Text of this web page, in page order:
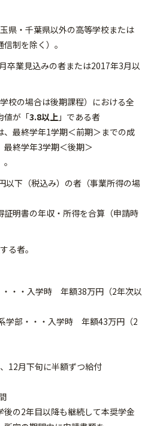
県・千葉県以外の高等学校または
制を除く）。
卒業見込みの者または2017年3月以
校の場合は後期課程）における全
値が「3.8以上 」である者
終学年1学期＜前期＞までの成
終学年3学期＜後期＞
以下（税込み）の者（事業所得の場
明書の年収・所得を合算（申請時
る者。
・・入学時 年額38万円（2年次以
入学時 年額43万円（2
月下旬に半額ずつ給付
降も継続して本奨学金